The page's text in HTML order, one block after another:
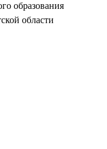
образования
области